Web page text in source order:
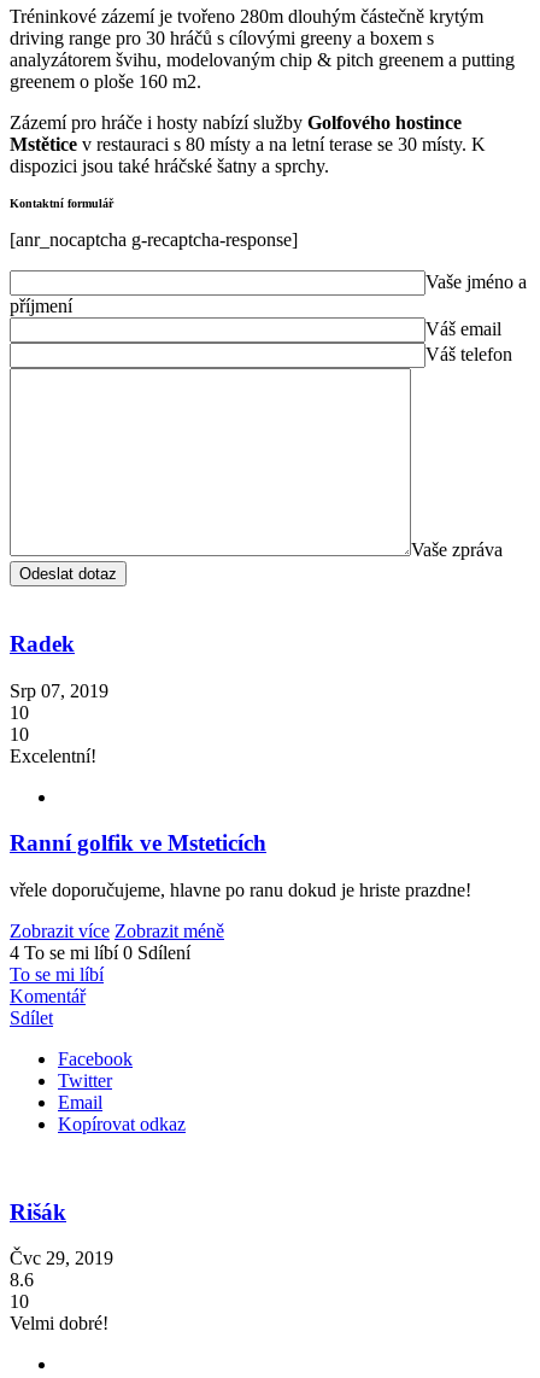
Tréninkové zázemí je tvořeno 280m dlouhým částečně krytým
driving range pro 30 hráčů s cílovými greeny a boxem s
analyzátorem švihu, modelovaným chip & pitch greenem a putting
greenem o ploše 160 m2.
Zázemí pro hráče i hosty nabízí služby Golfového hostince
Mstětice v restauraci s 80 místy a na letní terase se 30 místy. K
dispozici jsou také hráčské šatny a sprchy.
Kontaktní formulář
[anr_nocaptcha g-recaptcha-response]
Vaše jméno a
příjmení
Váš email
Váš telefon
Vaše zpráva
Radek
Srp 07, 2019
10
10
Excelentní!
Ranní golfik ve Msteticích
vřele doporučujeme, hlavne po ranu dokud je hriste prazdne!
Zobrazit více Zobrazit méně
4 To se mi líbí 0 Sdílení
To se mi líbí
Komentář
Sdílet
Facebook
Twitter
Email
Kopírovat odkaz
Rišák
Čvc 29, 2019
8.6
10
Velmi dobré!